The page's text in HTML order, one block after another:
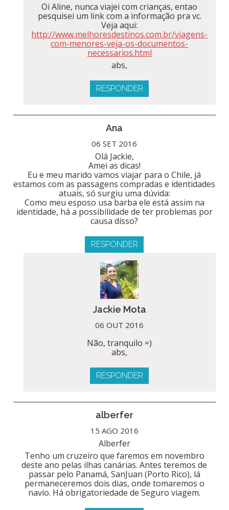
Oi Aline, nunca viajei com crianças, entao
pesquisei um link com a informação pra vc.
Veja aqui:
http://www.melhoresdestinos.com.br/viagens-
com-menores-veja-os-documentos-
necessarios.html
abs,
RESPONDER
Ana
06 SET 2016
Olá Jackie,
Amei as dicas!
Eu e meu marido vamos viajar para o Chile, já
estamos com as passagens compradas e identidades
atuais, só surgiu uma dúvida:
Como meu esposo usa barba ele está assim na
identidade, há a possibilidade de ter problemas por
causa disso?
RESPONDER
Jackie Mota
06 OUT 2016
Não, tranquilo =)
abs,
RESPONDER
alberfer
15 AGO 2016
Alberfer
Tenho um cruzeiro que faremos em novembro
deste ano pelas ilhas canárias. Antes teremos de
passar pelo Panamá, SanJuan (Porto Rico), lá
permaneceremos dois dias, onde tomaremos o
navio. Há obrigatoriedade de Seguro viagem.